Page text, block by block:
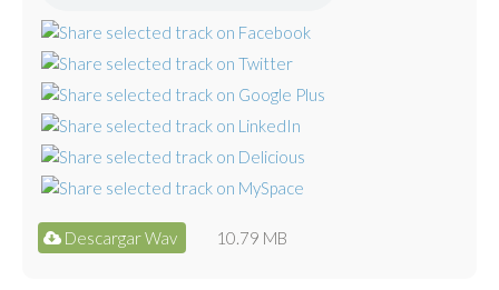
Descargar Wav 10.79 MB